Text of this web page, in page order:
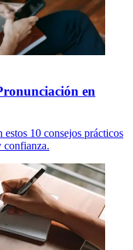
en
10 consejos prácticos
confianza.